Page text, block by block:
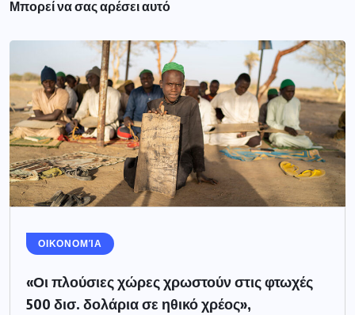
Μπορεί να σας αρέσει αυτό
ΟΙΚΟΝΟΜΊΑ
«Οι πλούσιες χώρες χρωστούν στις φτωχές
500 δισ. δολάρια σε ηθικό χρέος»,